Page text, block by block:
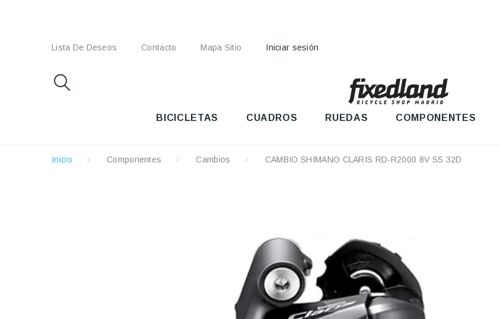
Lista De Deseos Contacto Mapa Sitio Iniciar sesión
BICICLETAS CUADROS RUEDAS COMPONENTES
Inicio Componentes Cambios CAMBIO SHIMANO CLARIS RD-R2000 8V SS 32D